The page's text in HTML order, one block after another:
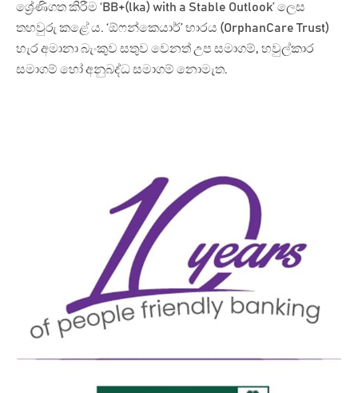
ශ්‍රේණිගත කිරීම ‘BB+(lka) with a Stable Outlook’ ලෙස
තහවුරු කළේ ය. ‘ඕෆන්කෙයාර්’ භාරය (OrphanCare Trust)
හැර අමානා බැංකුව සතුව වෙනත් උප සමාගම්, හවුල්කාර
සමාගම් හෝ අනුබද්ධ සමාගම් නොමැත.